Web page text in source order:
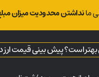
مانداشتن محدودیت میزان
بهتر است؟ پیش بینی قیمت ارز